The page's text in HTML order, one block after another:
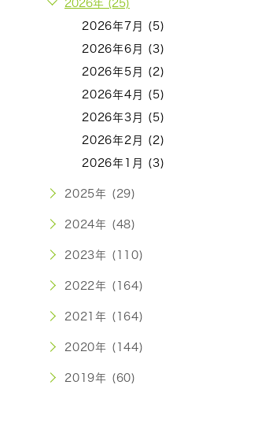
2026年 (25)
2026年7月 (5)
2026年6月 (3)
2026年5月 (2)
2026年4月 (5)
2026年3月 (5)
2026年2月 (2)
2026年1月 (3)
2025年 (29)
2024年 (48)
2023年 (110)
2022年 (164)
2021年 (164)
2020年 (144)
2019年 (60)